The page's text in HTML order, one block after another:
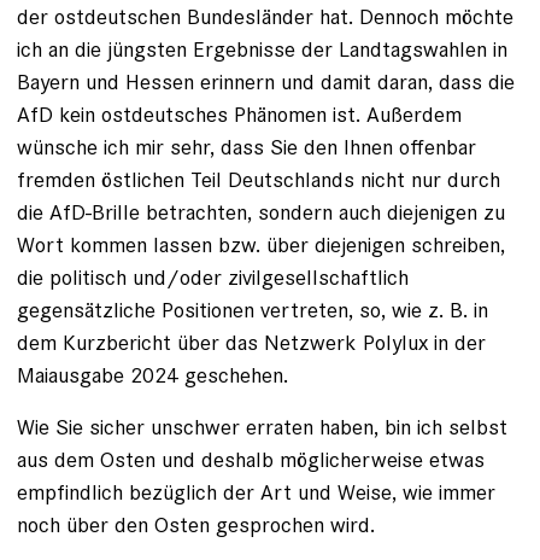
der ostdeutschen Bundesländer hat. Dennoch möchte
ich an die jüngsten Ergebnisse der Landtagswahlen in
Bayern und Hessen erinnern und damit daran, dass die
AfD kein ostdeutsches Phänomen ist. Außerdem
wünsche ich mir sehr, dass Sie den Ihnen offenbar
fremden östlichen Teil Deutschlands nicht nur durch
die AfD-Brille betrachten, sondern auch diejenigen zu
Wort kommen lassen bzw. über diejenigen schreiben,
die politisch und/oder zivilgesellschaftlich
gegensätzliche Positionen vertreten, so, wie z. B. in
dem Kurzbericht über das Netzwerk Polylux in der
Maiausgabe 2024 geschehen.
Wie Sie sicher unschwer erraten haben, bin ich selbst
aus dem Osten und deshalb möglicherweise etwas
empfindlich bezüglich der Art und Weise, wie immer
noch über den Osten gesprochen wird.